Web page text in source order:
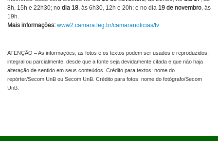
8h, 15h e 22h30; no dia 18, às 6h30, 12h e 20h; e no dia 19 de novembro, às
19h.
Mais informações: www2.camara.leg.br/camaranoticias/tv
ATENÇÃO – As informações, as fotos e os textos podem ser usados e reproduzidos,
integral ou parcialmente, desde que a fonte seja devidamente citada e que não haja
alteração de sentido em seus conteúdos. Crédito para textos: nome do
repórter/Secom UnB ou Secom UnB. Crédito para fotos: nome do fotógrafo/Secom
UnB.